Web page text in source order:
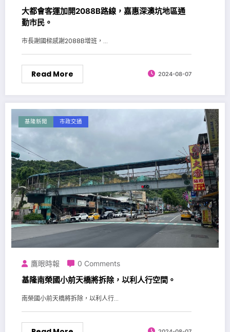
大都會客運加開2088B路線，嘉惠深澳坑地區通
勤市民。
市長謝國樑感謝2088B增班，...
Read More 2024-08-07
基隆新聞 市政交通
鷹眼時報 0 Comments
基隆南榮國小前天橋將拆除，以利人行空間。
南榮國小前天橋將拆除，以利人行...